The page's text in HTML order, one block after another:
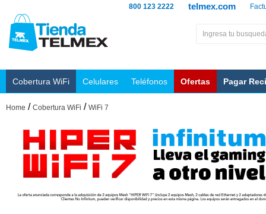
telmex.com
800 123 2222
Cobertura WiFi Celulares Teléfonos Ofertas Pagar
Home / Cobertura WiFi / WiFi 7